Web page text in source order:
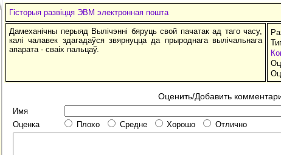
Гісторыя развіцця ЭВМ электронная пошта
Дамеханічны перыяд Вылічэнні бяруць свой пачатак ад таго часу,
калі чалавек здагадаўся звярнуцца да прыроднага вылічальнага
апарата - сваіх пальцаў.
Оценить/Добавить
Имя
Оценка
Плохо Средне Хорошо Отлично